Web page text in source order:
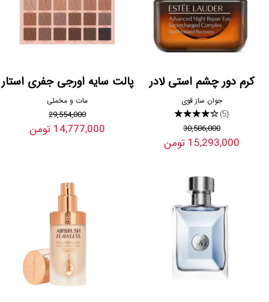
کرم دور چشم استی لادر
جوان ساز قوی
★★★★★(5)
30,586,000
15,293,000 تومن
پالت سایه اورجی جفری استار
مات و مخملی
29,554,000
14,777,000 تومن